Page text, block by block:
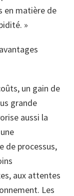
en matière de
»
un gain de
grande
aussi la
de processus,
aux attentes
Les